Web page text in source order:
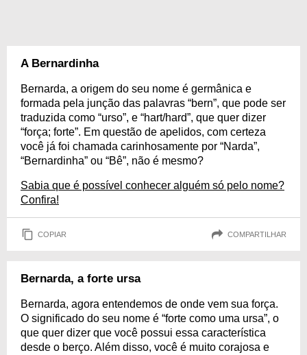
A Bernardinha
Bernarda, a origem do seu nome é germânica e
formada pela junção das palavras “bern”, que pode ser
traduzida como “urso”, e “hart/hard”, que quer dizer
“força; forte”. Em questão de apelidos, com certeza
você já foi chamada carinhosamente por “Narda”,
“Bernardinha” ou “Bê”, não é mesmo?
Sabia que é possível conhecer alguém só pelo nome?
Confira!
COPIAR COMPARTILHAR
Bernarda, a forte ursa
Bernarda, agora entendemos de onde vem sua força.
O significado do seu nome é “forte como uma ursa”, o
que quer dizer que você possui essa característica
desde o berço. Além disso, você é muito corajosa e